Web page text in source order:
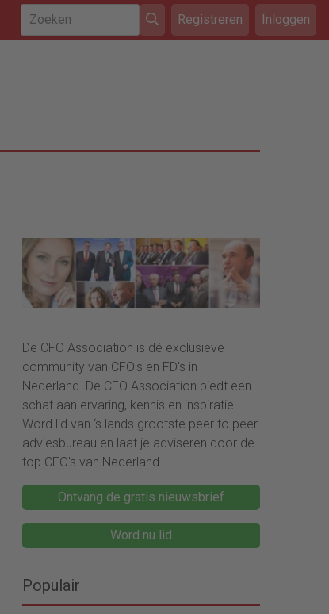
Registreren Inloggen
De CFO Association is dé exclusieve
community van CFO's en FD's in
Nederland. De CFO Association biedt een
schat aan ervaring, kennis en inspiratie.
Word lid van ‘s lands grootste peer to peer
adviesbureau en laat je adviseren door de
top CFO's van Nederland.
Ontvang de gratis nieuwsbrief
Word nu lid
Populair